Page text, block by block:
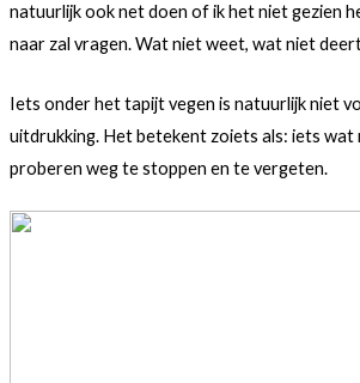
natuurlijk ook net doen of ik het niet gezien
naar zal vragen. Wat niet weet, wat niet
Iets onder het tapijt vegen is natuurlijk niet
uitdrukking. Het betekent zoiets als: iets wat
proberen weg te stoppen en te vergeten.